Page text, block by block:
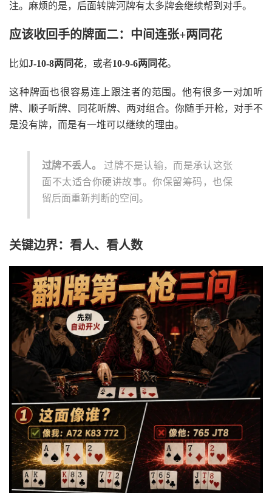
注。麻烦的是，后面转牌河牌有太多牌会继续帮到对手。
应该收回手的牌面二：中间连张+两同花
比如J-10-8两同花，或者10-9-6两同花。
这种牌面也很容易连上跟注者的范围。他有很多一对加听
牌、顺子听牌、同花听牌、两对组合。你随手开枪，对手不
是没有牌，而是有一堆可以继续的理由。
过牌不丢人。
过牌不是认输，而是承认这张
面不太适合你硬讲故事。你保留筹码，也保
留后面重新判断的空间。
关键边界：看人、看人数